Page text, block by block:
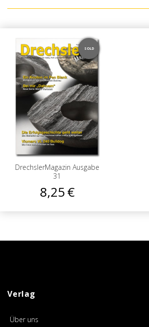
SOLD
DrechslerMagazin Ausgabe
31
8,25€
Verlag
Über uns